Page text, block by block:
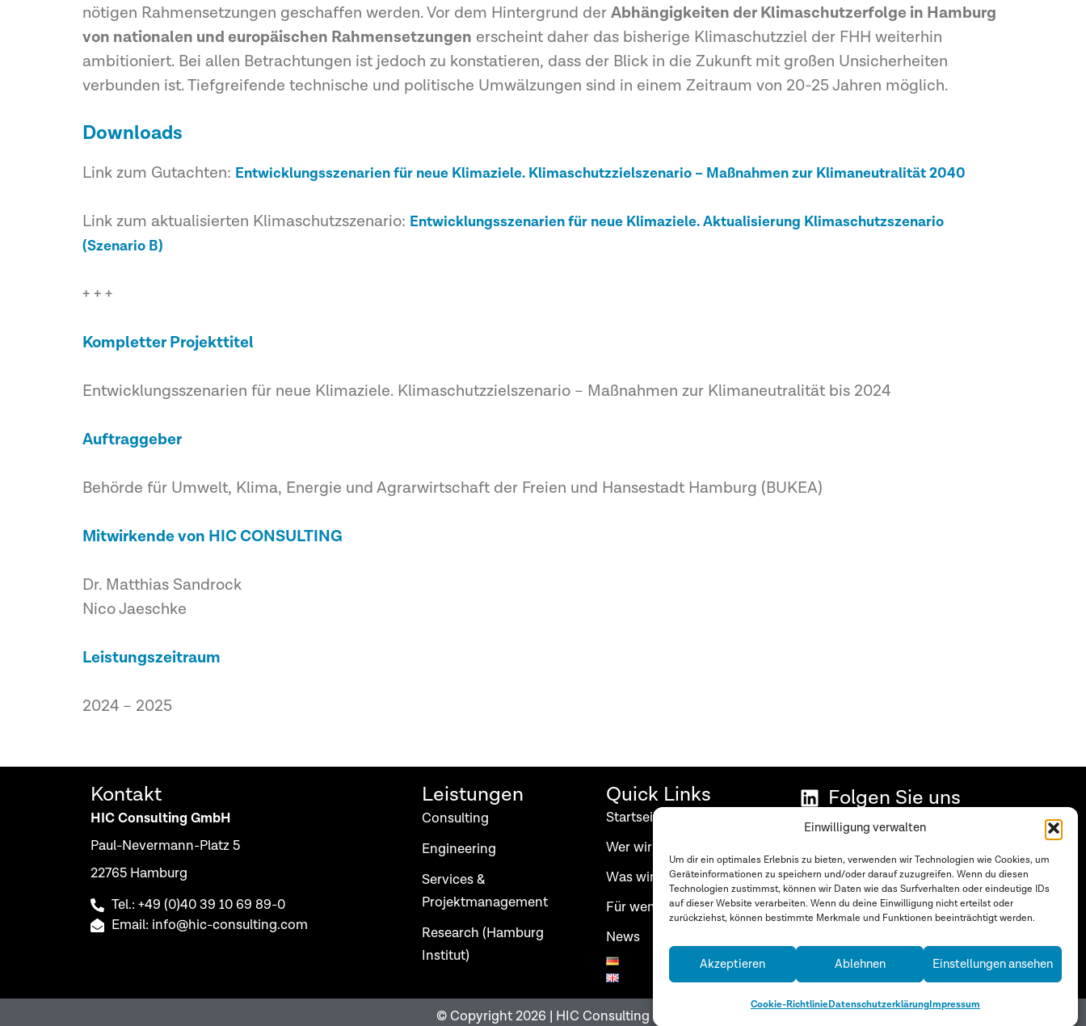
Einwilligung verwalten
Um dir ein optimales Erlebnis zu bieten, verwenden wir Technologien wie Cookies, um
Geräteinformationen zu speichern und/oder darauf zuzugreifen. Wenn du diesen
Technologien zustimmst, können wir Daten wie das Surfverhalten oder eindeutige IDs
auf dieser Website verarbeiten. Wenn du deine Einwilligung nicht erteilst oder
zurückziehst, können bestimmte Merkmale und Funktionen beeinträchtigt werden.
Akzeptieren Ablehnen Einstellungen ansehen
Cookie-RichtlinieDatenschutzerklärungImpressum
nötigen Rahmensetzungen geschaffen werden. Vor dem Hintergrund derAbhängigkeiten der Klimaschutzerfolge in Hamburg
von nationalen und europäischen Rahmensetzungen erscheint daher das bisherige Klimaschutzziel der FHH weiterhin
ambitioniert. Bei allen Betrachtungen ist jedoch zu konstatieren, dass der Blick in die Zukunft mit großen Unsicherheiten
verbunden ist. Tiefgreifende technische und politische Umwälzungen sind in einem Zeitraum von 20-25 Jahren möglich.
Downloads
Link zum Gutachten: Entwicklungsszenarien für neue Klimaziele. Klimaschutzzielszenario – Maßnahmen zur Klimaneutralität 2040
Link zum aktualisierten Klimaschutzszenario: Entwicklungsszenarien für neue Klimaziele. Aktualisierung Klimaschutzszenario
(Szenario B)
+ + +
Kompletter Projekttitel
Entwicklungsszenarien für neue Klimaziele. Klimaschutzzielszenario – Maßnahmen zur Klimaneutralität bis 2024
Auftraggeber
Behörde für Umwelt, Klima, Energie und Agrarwirtschaft der Freien und Hansestadt Hamburg (BUKEA)
Mitwirkende von HIC CONSULTING
Dr. Matthias Sandrock
Nico Jaeschke
Leistungszeitraum
2024 – 2025
Kontakt
HIC Consulting GmbH
Paul-Nevermann-Platz 5
22765 Hamburg
Tel.: +49 (0)40 39 10 69 89-0
Email: info@hic-consulting.com
Leistungen
Consulting
Engineering
Services &
Projektmanagement
Research (Hamburg
Institut)
Quick Links
Startseite
Wer wir sind
Was wir tun
Für wen wir arbeiten
News
Folgen Sie uns
Cookie-Richtlinie (EU)
© Copyright 2026 | HIC Consulting